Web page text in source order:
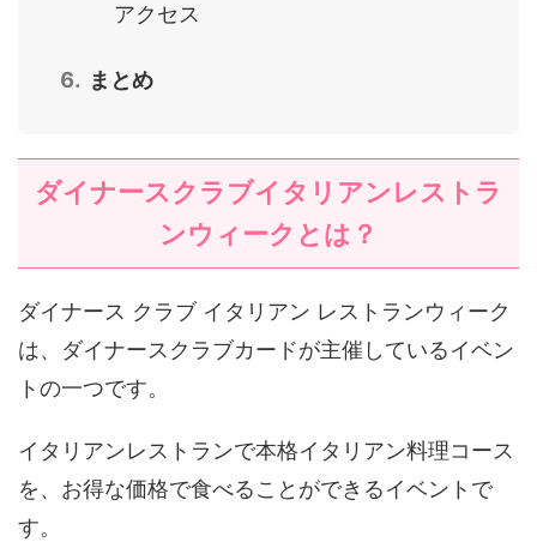
アクセス
まとめ
ダイナースクラブイタリアンレストラ
ンウィークとは？
ダイナース クラブ イタリアン レストランウィーク
は、ダイナースクラブカードが主催しているイベン
トの一つです。
イタリアンレストランで本格イタリアン料理コース
を、お得な価格で食べることができるイベントで
す。